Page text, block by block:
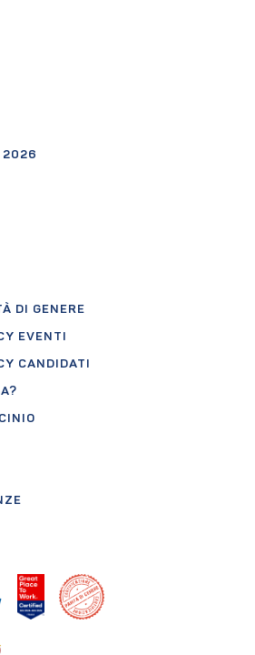
2026
DI GENERE
EVENTI
CANDIDATI